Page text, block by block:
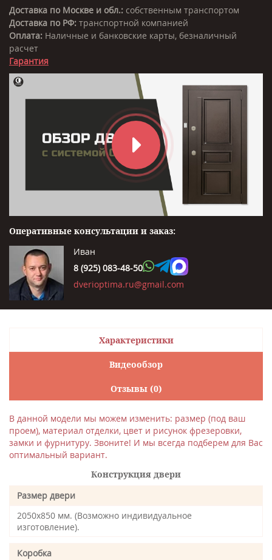
Доставка по Москве и обл.: собственным транспортом
Доставка по РФ: транспортной компанией
Оплата: Наличные и банковские карты, безналичный
расчет
Гарантия
Оперативные консультации и заказ:
Иван
8 (925) 083-48-50
dverioptima.ru@gmail.com
Характеристики
Видеообзор
Отзывы (0)
В данной модели мы можем изменить: размер (под ваш
проем), материал отделки, цвет и рисунок фрезеровки,
замки и фурнитуру. Звоните! И мы всегда подберем для Вас
оптимальный вариант.
Конструкция двери
Размер двери
2050х850 мм. (Возможно индивидуальное
изготовление).
Коробка